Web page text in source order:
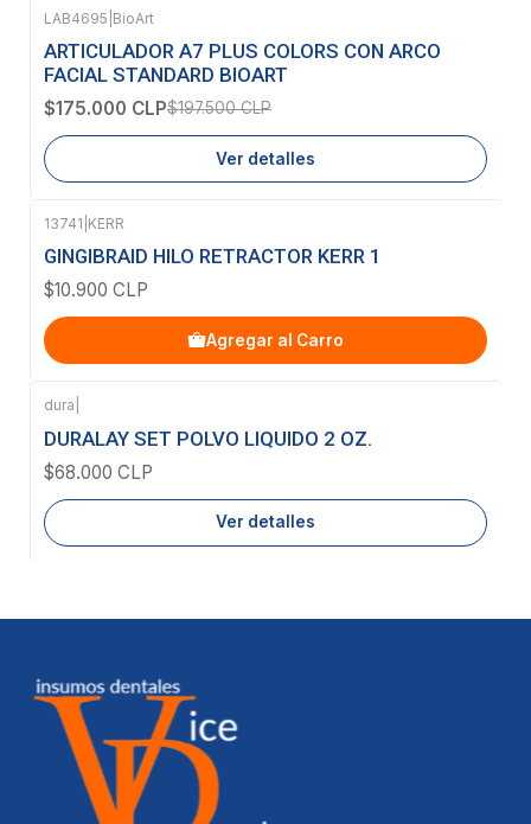
-11%OFF
Agotado
LAB4695 BioArt
ARTICULADOR A7 PLUS COLORS CON ARCO
FACIAL STANDARD BIOART
$175.000 CLP$197.500 CLP
Ver detalles
13741 KERR
GINGIBRAID HILO RETRACTOR KERR 1
$10.900 CLP
Agregar al Carro
Agotado
dura
DURALAY SET POLVO LIQUIDO 2 OZ.
$68.000 CLP
Ver detalles